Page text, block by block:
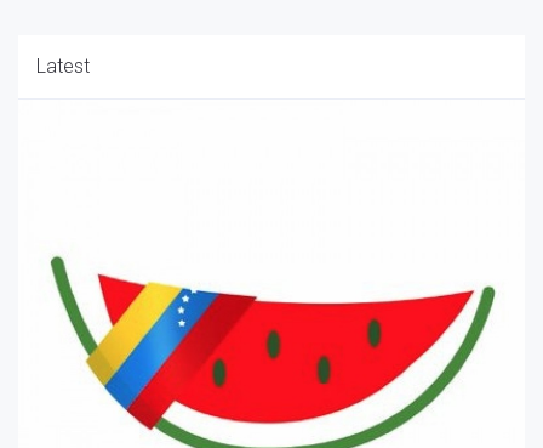
Latest